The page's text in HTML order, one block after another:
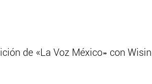
de «La Voz México» con Wisin